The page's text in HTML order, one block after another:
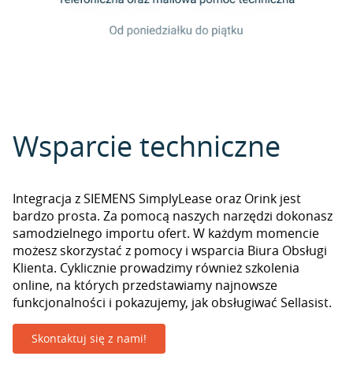
Wsparcie techniczne
Integracja z SIEMENS SimplyLease oraz Orink jest
bardzo prosta. Za pomocą naszych narzędzi dokonasz
samodzielnego importu ofert. W każdym momencie
możesz skorzystać z pomocy i wsparcia Biura Obsługi
Klienta. Cyklicznie prowadzimy również szkolenia
online, na których przedstawiamy najnowsze
funkcjonalności i pokazujemy, jak obsługiwać Sellasist.
Skontaktuj się z nami!